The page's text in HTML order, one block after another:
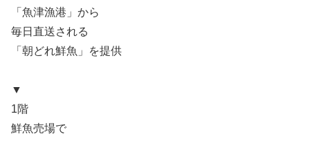
「魚津漁港」から
毎日直送される
「朝どれ鮮魚」を提供
▼
1階
鮮魚売場で